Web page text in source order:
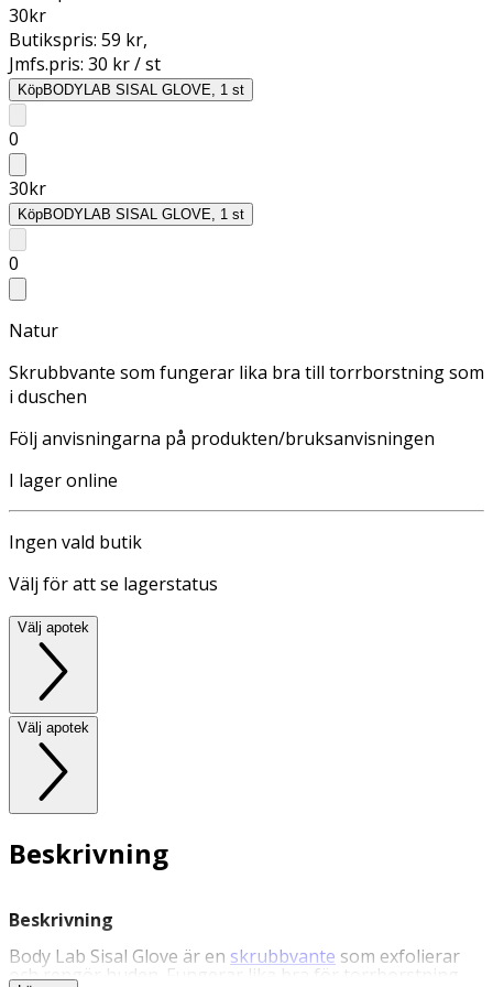
30kr
Butikspris: 59 kr,
Jmfs.pris: 30 kr / st
KöpBODYLAB SISAL GLOVE, 1 st
0
30kr
KöpBODYLAB SISAL GLOVE, 1 st
0
Natur
Skrubbvante som fungerar lika bra till torrborstning som
i duschen
Följ anvisningarna på produkten/bruksanvisningen
I lager online
Ingen vald butik
Välj för att se lagerstatus
Välj apotek
Välj apotek
Beskrivning
Beskrivning
Body Lab Sisal Glove är en skrubbvante som exfolierar
och rengör huden. Fungerar lika bra för torrborstning